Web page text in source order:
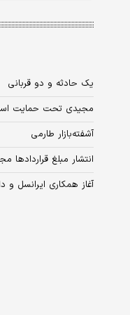
یک حادثه و دو قربانی
مجیدی تحت حمایت
آشفته‌بازار طارمی
انتشار مبلغ قراردادها
آغاز همکاری ایرانسل و